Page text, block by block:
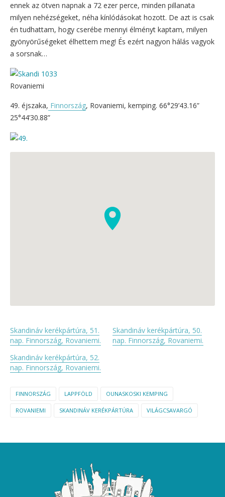
ennek az ötven napnak a 72 ezer perce, minden pillanata
milyen nehézségeket, néha kínlódásokat hozott. De azt is csak
én tudhattam, hogy cserébe mennyi élményt kaptam, milyen
gyönyörűségeket élhettem meg! És ezért nagyon hálás vagyok
a sorsnak…
Rovaniemi
49. éjszaka, Finnország, Rovaniemi, kemping. 66°29’43.16”
25°44’30.88”
Skandináv kerékpártúra, 51.
nap. Finnország, Rovaniemi.
Skandináv kerékpártúra, 50.
nap. Finnország, Rovaniemi.
Skandináv kerékpártúra, 52.
nap. Finnország, Rovaniemi.
FINNORSZÁG LAPPFÖLD OUNASKOSKI KEMPING
ROVANIEMI SKANDINÁV KERÉKPÁRTÚRA VILÁGCSAVARGÓ